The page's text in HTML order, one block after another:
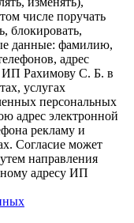
числе поручать
блокировать,
данные: фамилию,
адрес
ИП Рахимову С. Б. в
услугах
персональных
адрес электронной
рекламу и
Согласие может
направления
адресу ИП